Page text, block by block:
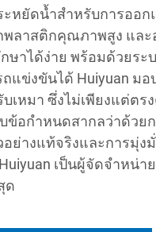
ะหยัดน้ำสำหรับการออ
พลาสติกคุณภาพสูง และ
ษาได้ง่าย พร้อมด้วยร
ถแข่งขันได้ Huiyuan
เหมา ซึ่งไม่เพียงแต่ตร
บข้อกำหนดสากลว่าด้วย
อย่างแท้จริงและการมุ่
เป็นผู้จัดจำหน่
ด